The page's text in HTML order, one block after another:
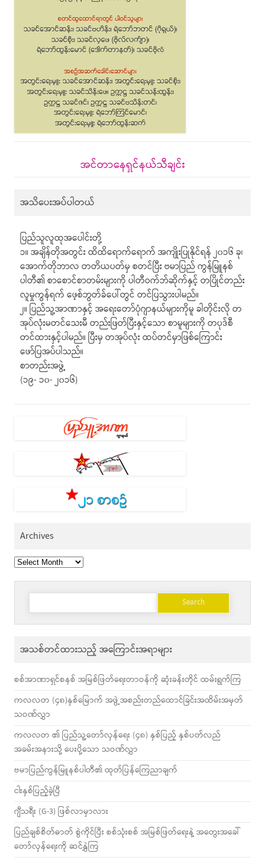
အင်တာနေရှင်နယ်သီချင်း
အသိပေးအပ်ပါတယ်
ပြည်သူလူထုအပေါင်းတို့
၁။ အချိန်တိုအတွင်း ထိထိရောက်ရောက် အကျိုးပြုနိုင်ရန် ၂၀၁၆ ခု၊
အောက်တိုဘာလ တတိယပတ်မှ စတင်ပြီး ဗမာပြည် ကွန်မြူနစ်
ပါတီ၏ စာစောင်စာတမ်းများကို ပါတီဝက်ဘ်ဆိုက်နှင့် တပြိုင်တည်း
လူမှုကွန်ရက် ဖေ့စ်ဘွတ်ခ်ပေါ်တွင် တင်ပြသွားပါမည်။
၂။ ပြည်သူ့အာဏာနှင့် အရေးတော်ပုံဂျာနယ်များကိုမူ ခါတိုင်းလို တ
အုပ်လုံးမတင်သေးမီ တည်းဖြတ်ပြီးနှင့်သော စာမူများကို တပုဒ်စီ
တင်ထားနှင့်ပါမည်။ ပြီးမှ တအုပ်လုံး ထပ်တင်မှာဖြစ်ကြောင်း
ဖော်ပြအပ်ပါသည်။
စာတည်းအဖွဲ့
(၁၉- ၁၀- ၂၀၁၆)
Archives
Archives
Search
အသစ်တင်ထားသည့် အကြောင်းအရာများ
စစ်အာဏာရှင်စနစ် အမြစ်ဖြတ်ရေးတာဝန်ကို ဆုံးခန်းတိုင် ထမ်းရွက်ကြ
ကလလတ (၄၈)နှစ်မြောက် အဖွဲ့အစည်းတည်ထောင်ခြင်းအထိမ်းအမှတ်
သဝဏ်လွှာ
ကလလတ ၏ ပြည်သူ့တော်လှန်ရေး (၄၈) နှစ်ပြည့် နှစ်ပတ်လည်
အခမ်းအနားသို့ ပေးပို့သော သဝဏ်လွှာ
ဗမာပြည်ကွန်မြူနစ်ပါတီ၏ ထုတ်ပြန်ကြေညာချက်
ငါးနှစ်ပြည့်ခဲ့ပြီ
ဂျီသရီး (G-3) ဖြစ်လာမှာလား
ပြည်ချစ်စိတ်ဓာတ် စွဲကိုင်ပြီး စစ်သုံးစစ် အမြစ်ဖြတ်ရေးနဲ့ အတွေးအခေါ်
တော်လှန်ရေးကို ဆင်နွှဲကြ